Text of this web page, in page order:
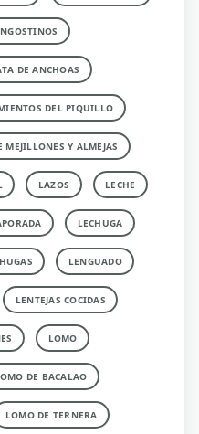
DE ANCHOAS
DEL PIQUILLO
MEJILLONES Y ALMEJAS
LAZOS LECHE
LECHUGA
LENGUADO
LENTEJAS COCIDAS
LOMO
DE BACALAO
LOMO DE TERNERA